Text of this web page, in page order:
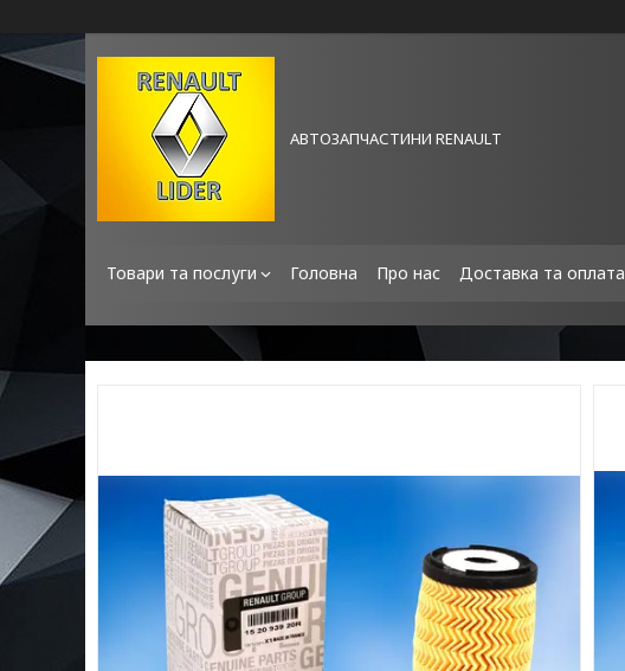
АВТОЗАПЧАСТИНИ RENAULT
Товари та послуги Головна Про нас Доставка та оплата